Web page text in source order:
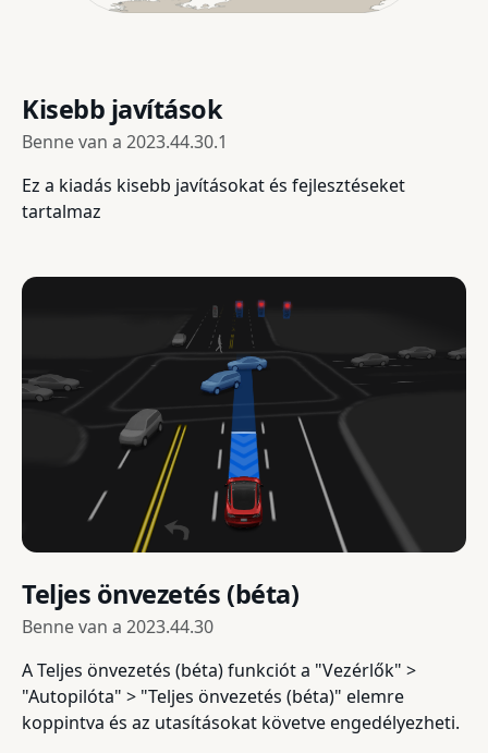
Kisebb javítások
Benne van a 2023.44.30.1
Ez a kiadás kisebb javításokat és fejlesztéseket
tartalmaz
Teljes önvezetés (béta)
Benne van a 2023.44.30
A Teljes önvezetés (béta) funkciót a "Vezérlők" >
"Autopilóta" > "Teljes önvezetés (béta)" elemre
koppintva és az utasításokat követve engedélyezheti.